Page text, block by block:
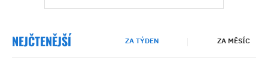
NEJČTENĚJŠÍ ZA TÝDEN ZA MĚSÍC